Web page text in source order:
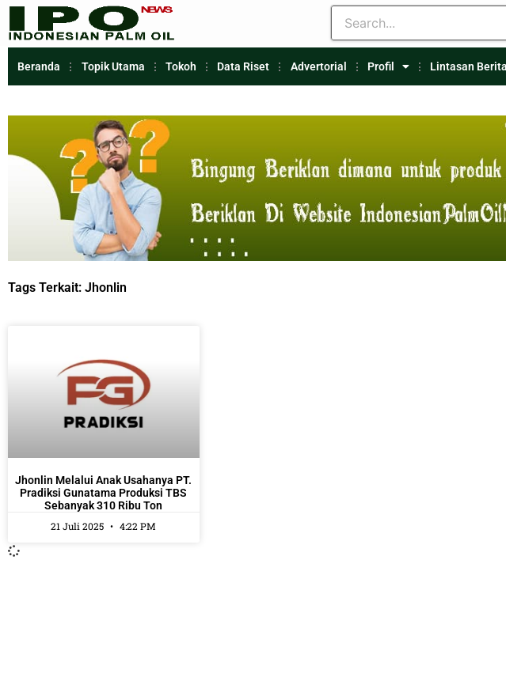
Beranda Topik Utama Tokoh Data Riset Advertorial Profil Lintasan Berita
Tags Terkait: Jhonlin
Jhonlin Melalui Anak Usahanya PT.
Pradiksi Gunatama Produksi TBS
Sebanyak 310 Ribu Ton
21 Juli 2025
4:22 PM